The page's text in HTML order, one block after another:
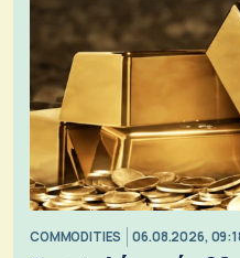
COMMODITIES 06.08.2026,